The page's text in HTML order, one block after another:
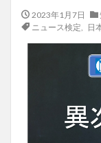
2023年1月7日
ニュース検定
日